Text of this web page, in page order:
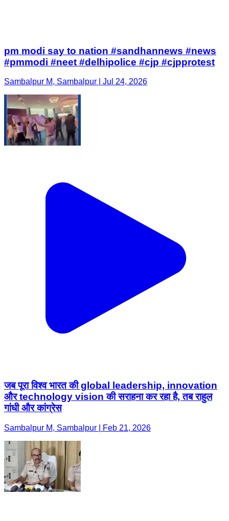
pm modi say to nation #sandhannews #news
#pmmodi #neet #delhipolice #cjp #cjpprotest
Sambalpur M, Sambalpur | Jul 24, 2026
जब पूरा विश्व भारत की global leadership, innovation
और technology vision की सराहना कर रहा है, तब राहुल
गांधी और कांग्रेस
Sambalpur M, Sambalpur | Feb 21, 2026